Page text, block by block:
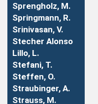
Sprengholz, M.
Springmann, R.
Srinivasan, V.
Stecher Alonso
Lillo, L.
Stefani, T.
Steffen, O.
Straubinger, A.
Strauss, M.